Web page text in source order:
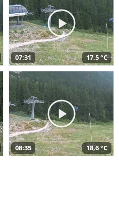
07:31 17,5 °C
08:35 18,6 °C